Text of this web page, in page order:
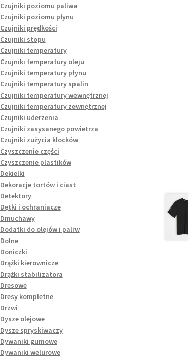
Czujniki poziomu paliwa
Czujniki poziomu płynu
Czujniki prędkości
Czujniki stopu
Czujniki temperatury
Czujniki temperatury oleju
Czujniki temperatury płynu
Czujniki temperatury spalin
Czujniki temperatury wewnętrznej
Czujniki temperatury zewnętrznej
Czujniki uderzenia
Czujniki zasysanego powietrza
Czujniki zużycia klocków
Czyszczenie części
Czyszczenie plastików
Dekielki
Dekoracje tortów i ciast
Detektory
Dętki i ochraniacze
Dmuchawy
Dodatki do olejów i paliw
Dolne
Doniczki
Drążki kierownicze
Drążki stabilizatora
Dresowe
Dresy kompletne
Drzwi
Dysze olejowe
Dysze spryskiwaczy
Dywaniki gumowe
Dywaniki welurowe